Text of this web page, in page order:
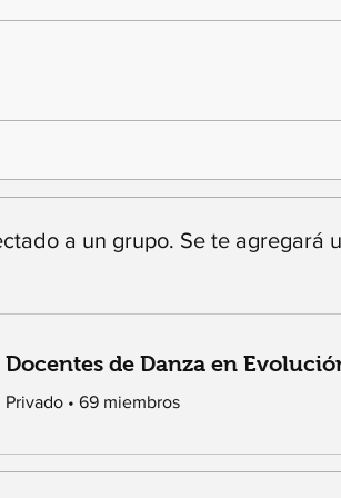
a un grupo. Se te agregará
Docentes de Danza en
Privado • 69 miembros